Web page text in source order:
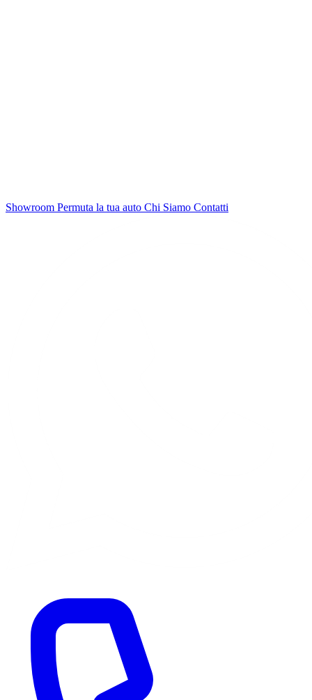
Showroom Permuta la tua auto Chi Siamo Contatti